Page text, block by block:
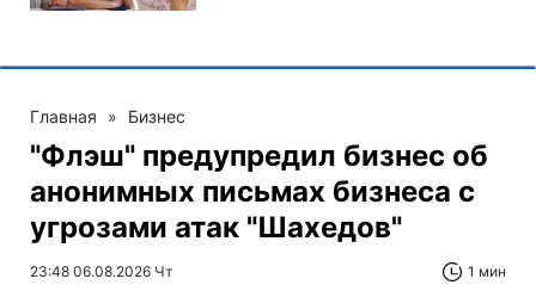
Главная » Бизнес
"Флэш" предупредил бизнес об
анонимных письмах бизнеса с
угрозами атак "Шахедов"
23:48 06.08.2026 Чт 1 мин